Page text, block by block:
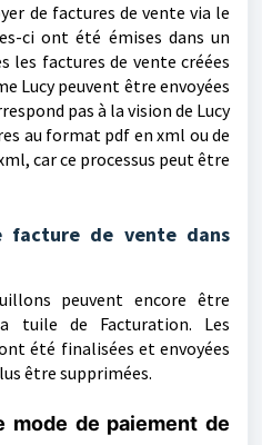
de factures de vente via le
ci ont été émises dans un
les factures de vente créées
Lucy peuvent être envoyées
pas à la vision de Lucy
au format pdf en xml ou de
car ce processus peut être
facture de vente dans
peuvent encore être
tuile de Facturation. Les
été finalisées et envoyées
être supprimées.
mode de paiement de